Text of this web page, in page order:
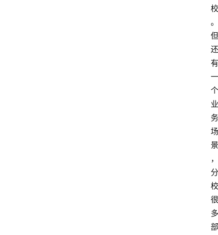
校
。
但
还
有
一
个
业
务
场
景
，
分
校
很
多
部